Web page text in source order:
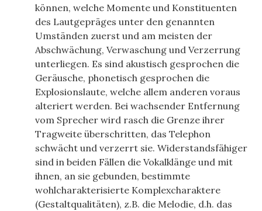
können, welche Momente und Konstituenten
des Lautgepräges unter den genannten
Umständen zuerst und am meisten der
Abschwächung, Verwaschung und Verzerrung
unterliegen. Es sind akustisch gesprochen die
Geräusche, phonetisch gesprochen die
Explosionslaute, welche allem anderen voraus
alteriert werden. Bei wachsender Entfernung
vom Sprecher wird rasch die Grenze ihrer
Tragweite überschritten, das Telephon
schwächt und verzerrt sie. Widerstandsfähiger
sind in beiden Fällen die Vokalklänge und mit
ihnen, an sie gebunden, bestimmte
wohlcharakterisierte Komplexcharaktere
(Gestaltqualitäten), z.B. die Melodie, d.h. das